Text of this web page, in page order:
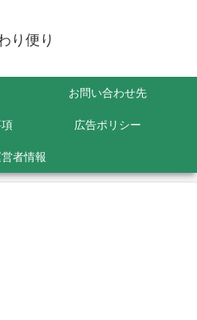
り便り
お問い合わせ先
広告ポリシー
者情報